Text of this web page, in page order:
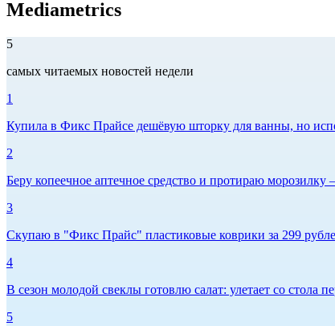
Mediametrics
5
самых читаемых новостей недели
1
Купила в Фикс Прайсе дешёвую шторку для ванны, но
2
Беру копеечное аптечное средство и протираю морозилку
3
Скупаю в "Фикс Прайс" пластиковые коврики за 299
4
В сезон молодой свеклы готовлю салат: улетает со стола
5